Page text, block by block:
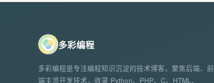
多彩编程
多彩编程是专注编程知识沉淀的技术博客，聚焦后端、前
端主流开发技术，收录 Python、PHP、C、HTML、